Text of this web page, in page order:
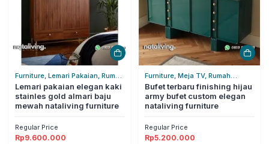
Furniture, Lemari Pakaian, Rumah
Tangga
Lemari pakaian elegan kaki
stainles gold almari baju
mewah nataliving furniture
Regular Price
Rp9.600.000
Furniture, Meja TV, Rumah
Tangga
Bufet terbaru finishing hijau
army bufet custom elegan
nataliving furniture
Regular Price
Rp5.200.000